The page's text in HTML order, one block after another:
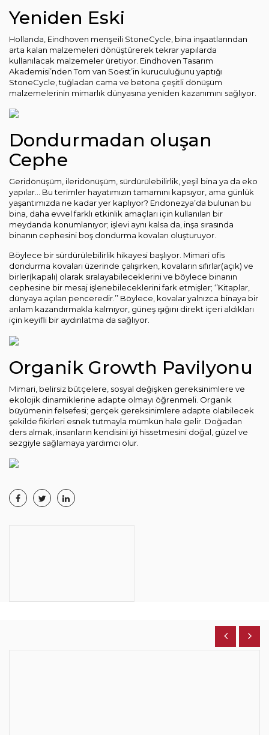
Yeniden Eski
Hollanda, Eindhoven menşeili StoneCycle, bina inşaatlarından
arta kalan malzemeleri dönüştürerek tekrar yapılarda
kullanılacak malzemeler üretiyor. Eindhoven Tasarım
Akademisi’nden Tom van Soest’in kuruculuğunu yaptığı
StoneCycle, tuğladan cama ve betona çeşitli dönüşüm
malzemelerinin mimarlık dünyasına yeniden kazanımını sağlıyor.
Dondurmadan oluşan
Cephe
Geridönüşüm, ileridönüşüm, sürdürülebilirlik, yeşil bina ya da eko
yapılar... Bu terimler hayatımızın tamamını kapsıyor, ama günlük
yaşantımızda ne kadar yer kaplıyor? Endonezya’da bulunan bu
bina, daha evvel farklı etkinlik amaçları için kullanılan bir
meydanda konumlanıyor; işlevi aynı kalsa da, inşa sırasında
binanın cephesini boş dondurma kovaları oluşturuyor.
Böylece bir sürdürülebilirlik hikayesi başlıyor. Mimari ofis
dondurma kovaları üzerinde çalışırken, kovaların sıfırlar(açık) ve
birler(kapalı) olarak sıralayabileceklerini ve böylece binanın
cephesine bir mesaj işlenebileceklerini fark etmişler; ‘’Kitaplar,
dünyaya açılan penceredir.’’ Böylece, kovalar yalnızca binaya bir
anlam kazandırmakla kalmıyor, güneş ışığını direkt içeri aldıkları
için keyifli bir aydınlatma da sağlıyor.
Organik Growth Pavilyonu
Mimari, belirsiz bütçelere, sosyal değişken gereksinimlere ve
ekolojik dinamiklerine adapte olmayı öğrenmeli. Organik
büyümenin felsefesi; gerçek gereksinimlere adapte olabilecek
şekilde fikirleri esnek tutmayla mümkün hale gelir. Doğadan
ders almak, insanların kendisini iyi hissetmesini doğal, güzel ve
sezgiyle sağlamaya yardımcı olur.